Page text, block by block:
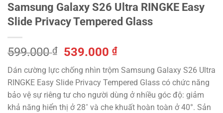
Samsung Galaxy S26 Ultra RINGKE Easy
Slide Privacy Tempered Glass
599.000₫
Giá
gốc
là:
599.000 ₫.
539.000₫Giá
hiện
tại
là:
539.000 ₫.
Dán cường lực chống nhìn trộm Samsung Galaxy S26 Ultra
RINGKE Easy Slide Privacy Tempered Glass có chức năng
bảo vệ sự riêng tư cho người dùng ở nhiều góc độ: giảm
khả năng hiển thị ở 28˚ và che khuất hoàn toàn ở40°. Sản